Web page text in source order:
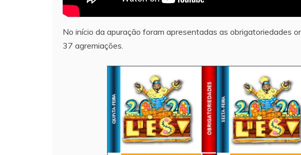
No início da apuração foram apresentadas as obrigatoriedades
37 agremiações.